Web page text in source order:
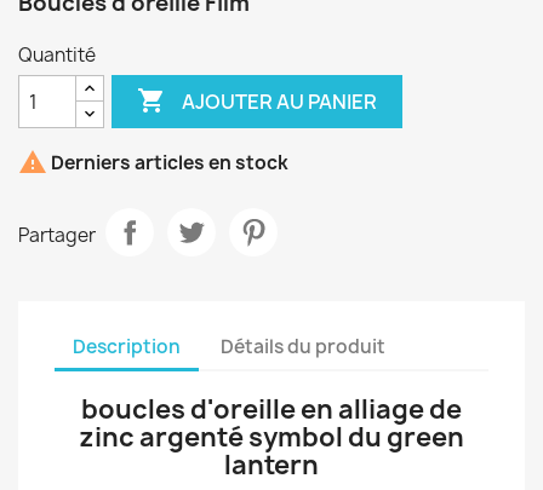
Quantité
 AJOUTER AU PANIER
 Derniers articles en stock
Partager
Description Détails du produit
boucles d'oreille en alliage de
zinc argenté symbol du green
lantern